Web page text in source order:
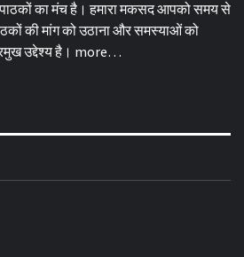
का मंच है। हमारा मकसद आपको समय से
की मांग को उठाना और समस्याओं को
उद्देश्य है। more…